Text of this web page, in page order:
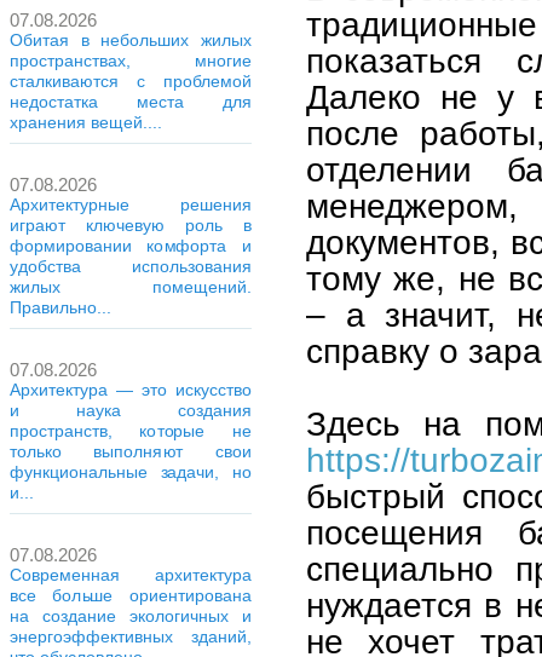
07.08.2026
Обитая в небольших жилых
пространствах, многие
сталкиваются с проблемой
недостатка места для
хранения вещей....
07.08.2026
Архитектурные решения
играют ключевую роль в
формировании комфорта и
удобства использования
жилых помещений.
Правильно...
07.08.2026
Архитектура — это искусство
и наука создания
пространств, которые не
только выполняют свои
функциональные задачи, но
и...
07.08.2026
Современная архитектура
все больше ориентирована
на создание экологичных и
энергоэффективных зданий,
показаться
Далеко не у
после
отделении
документов,
тому же, не
– а значит,
справку о
Здесь на
https://
быстрый
посещения
специально
нуждается в
не хочет